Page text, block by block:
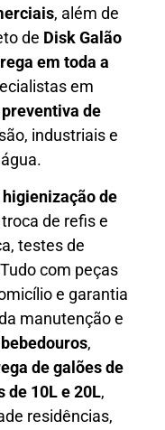
, além de
de Disk Galão
em toda a
em
de
industriais e
higienização de
troca de refis e
testes de
com peças
e garantia
manutenção e
,
de galões de
de 10L e 20L,
residências,